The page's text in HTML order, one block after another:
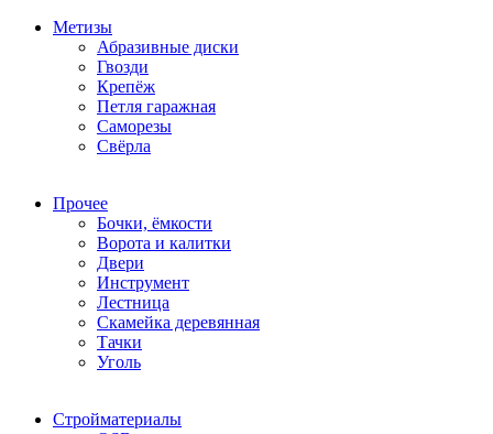
Метизы
Абразивные диски
Гвозди
Крепёж
Петля гаражная
Саморезы
Свёрла
Прочее
Бочки, ёмкости
Ворота и калитки
Двери
Инструмент
Лестница
Скамейка деревянная
Тачки
Уголь
Стройматериалы